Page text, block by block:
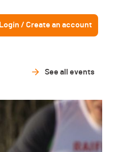
Login / Create an account
See all events